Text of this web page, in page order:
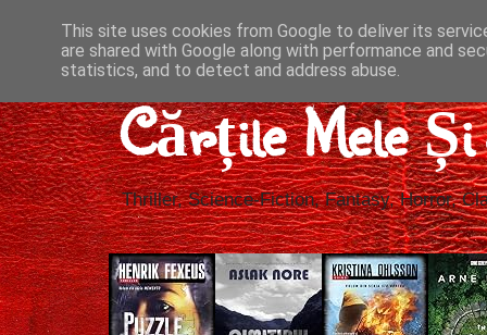
Cărțile Mele
Thriller, Science-Fiction, Fantasy, Horror,
This site uses cookies from Google to deliver its
are shared with Google along with performance and
statistics, and to detect and address abuse.